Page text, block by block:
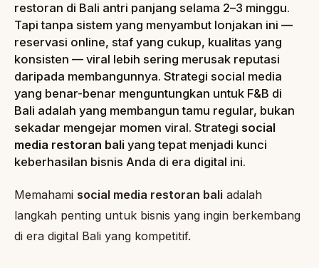
restoran di Bali antri panjang selama 2–3 minggu.
Tapi tanpa sistem yang menyambut lonjakan ini —
reservasi online, staf yang cukup, kualitas yang
konsisten — viral lebih sering merusak reputasi
daripada membangunnya. Strategi social media
yang benar-benar menguntungkan untuk F&B di
Bali adalah yang membangun tamu regular, bukan
sekadar mengejar momen viral. Strategi social
media restoran bali yang tepat menjadi kunci
keberhasilan bisnis Anda di era digital ini.
Memahami social media restoran bali adalah
langkah penting untuk bisnis yang ingin berkembang
di era digital Bali yang kompetitif.